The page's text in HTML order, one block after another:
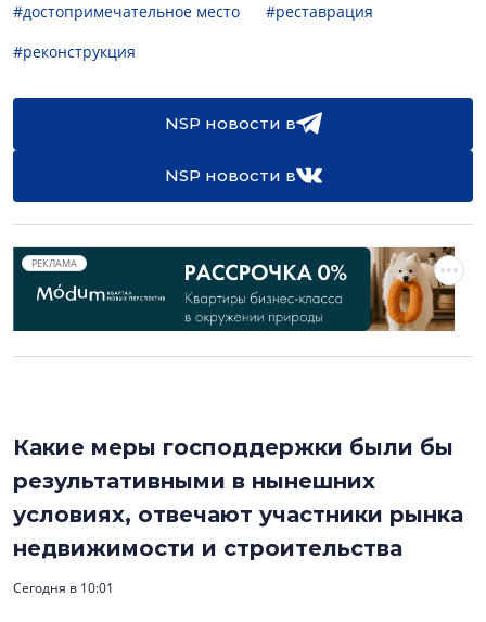
#достопримечательное место
#реставрация
#реконструкция
NSP новости в
NSP новости в
РЕКЛАМА
Какие меры господдержки были бы
результативными в нынешних
условиях, отвечают участники рынка
недвижимости и строительства
Сегодня в 10:01